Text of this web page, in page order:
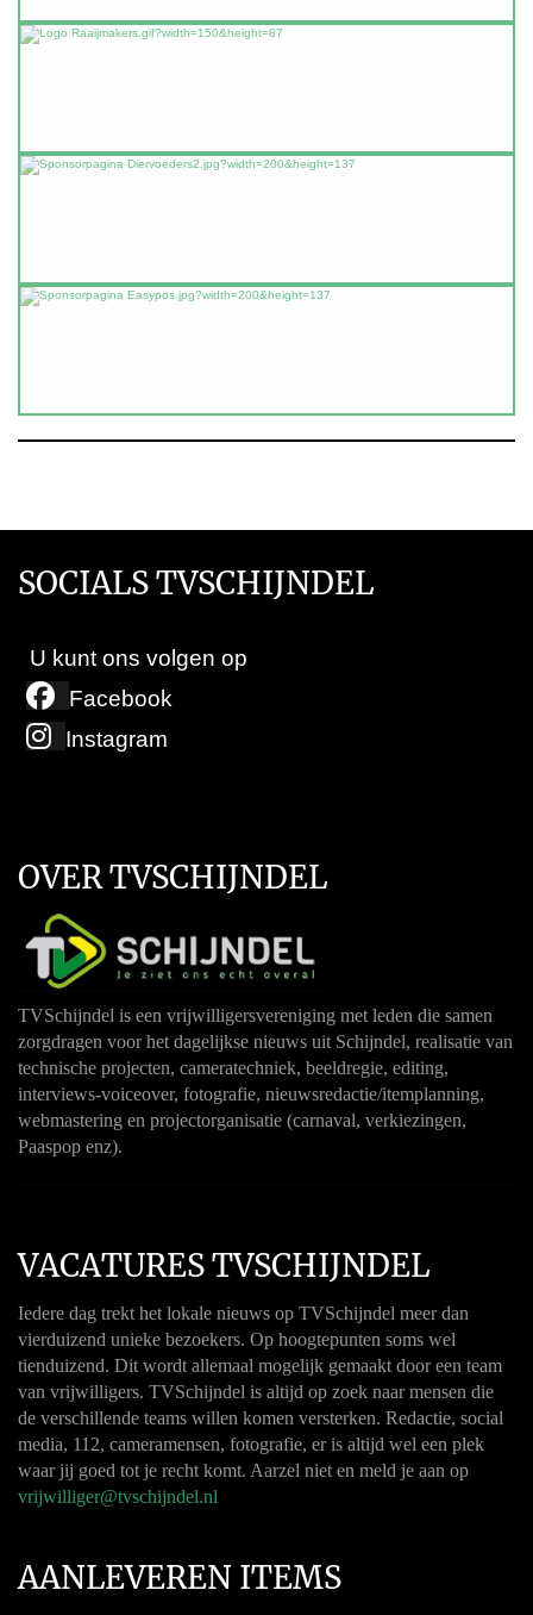
SOCIALS TVSCHIJNDEL
U kunt ons volgen op
Facebook
Instagram
OVER TVSCHIJNDEL
TVSchijndel is een vrijwilligersvereniging met leden die samen
zorgdragen voor het dagelijkse nieuws uit Schijndel, realisatie van
technische projecten, cameratechniek, beeldregie, editing,
interviews-voiceover, fotografie, nieuwsredactie/itemplanning,
webmastering en projectorganisatie (carnaval, verkiezingen,
Paaspop enz).
VACATURES TVSCHIJNDEL
Iedere dag trekt het lokale nieuws op TVSchijndel meer dan
vierduizend unieke bezoekers. Op hoogtepunten soms wel
tienduizend. Dit wordt allemaal mogelijk gemaakt door een team
van vrijwilligers. TVSchijndel is altijd op zoek naar mensen die
de verschillende teams willen komen versterken. Redactie, social
media, 112, cameramensen, fotografie, er is altijd wel een plek
waar jij goed tot je recht komt. Aarzel niet en meld je aan op
vrijwilliger@tvschijndel.nl
AANLEVEREN ITEMS